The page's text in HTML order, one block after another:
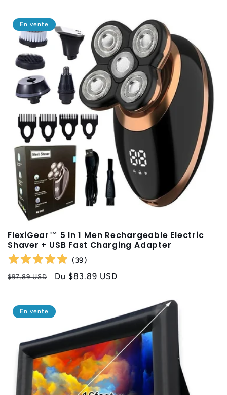
En vente
FlexiGear™ 5 In 1 Men Rechargeable Electric
Shaver + USB Fast Charging Adapter
(39)
Prix
$97.89 USD
Prix
Du $83.89 USD
En vente